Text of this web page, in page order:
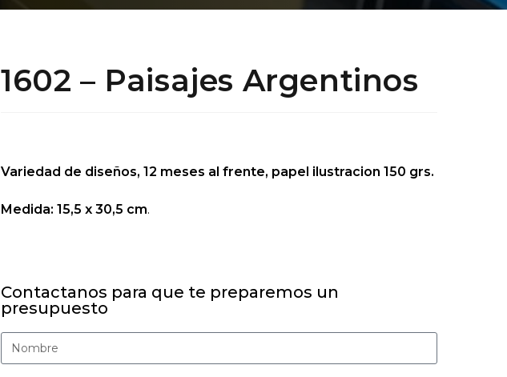
1602 – Paisajes Argentinos
Variedad de diseños, 12 meses al frente, papel ilustracion 150 grs.
Medida: 15,5 x 30,5 cm.
Contactanos para que te preparemos un
presupuesto